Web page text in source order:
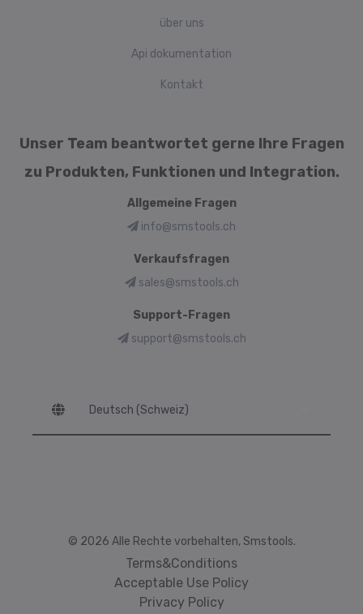
über uns
Api dokumentation
Kontakt
Unser Team beantwortet gerne Ihre Fragen
zu Produkten, Funktionen und Integration.
Allgemeine Fragen
info@smstools.ch
Verkaufsfragen
sales@smstools.ch
Support-Fragen
support@smstools.ch
© 2026 Alle Rechte vorbehalten, Smstools.
Terms&Conditions
Acceptable Use Policy
Privacy Policy